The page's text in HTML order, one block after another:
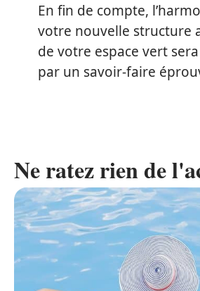
En fin de compte,
votre nouvelle structure
de votre espace vert
par un savoir-faire
Ne ratez rien de